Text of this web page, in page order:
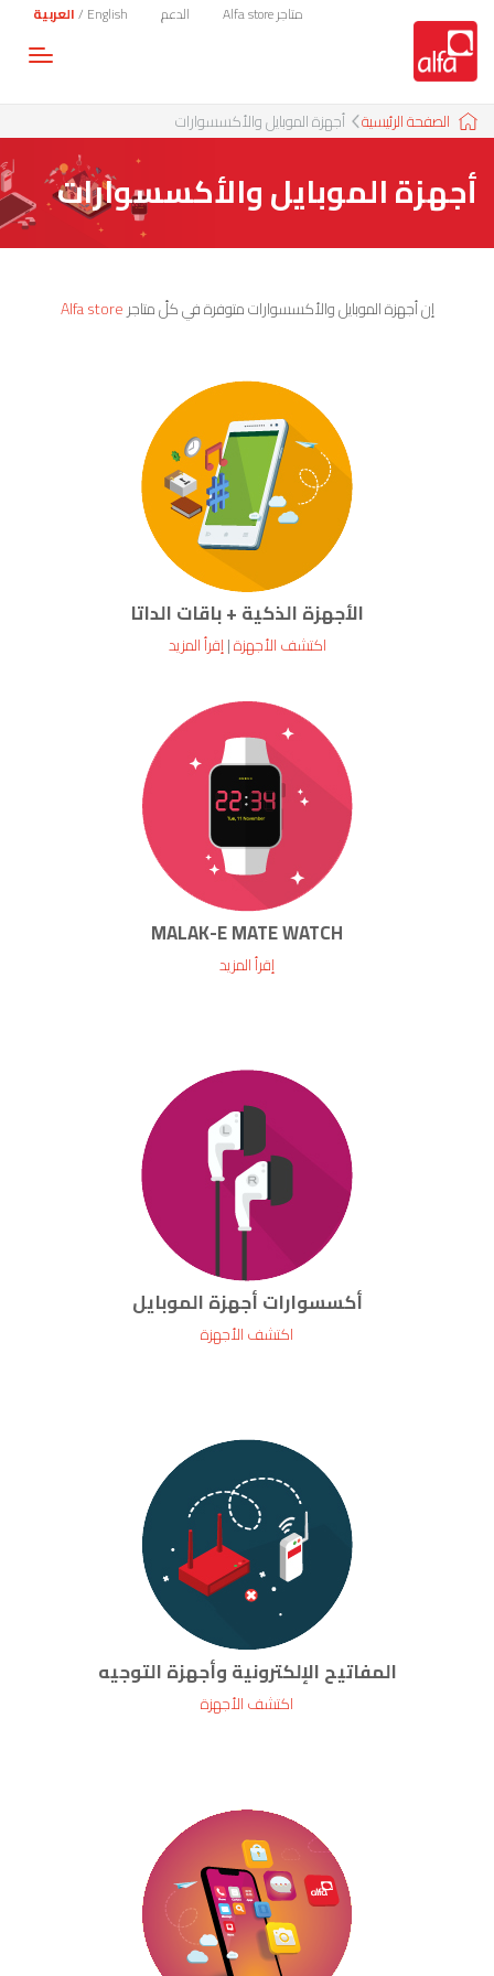
English
/العربية الدعم متاجر Alfa store
الصفحة الرئيسية أجهزة الموبايل والأكسسوارات
أجهزة الموبايل والأكسسوارات
إن أجهزة الموبايل والأكسسوارات متوفرة في كلّ متاجرAlfa store
الأجهزة الذكية + باقات الداتا
اكتشف الأجهزة|إقرأ المزيد
MALAK-E MATE WATCH
إقرأ المزيد
أكسسوارات أجهزة الموبايل
اكتشف الأجهزة
المفاتيح الإلكترونية وأجهزة التوجيه
اكتشف الأجهزة